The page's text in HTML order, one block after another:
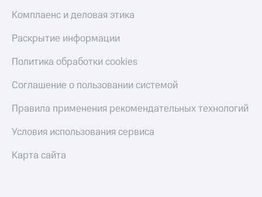
Комплаенс и деловая этика
Раскрытие информации
Политика обработки cookies
Соглашение о пользовании системой
Правила применения рекомендательных технологий
Условия использования сервиса
Карта сайта